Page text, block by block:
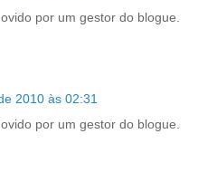
por um gestor do blogue.
2010 às 02:31
por um gestor do blogue.